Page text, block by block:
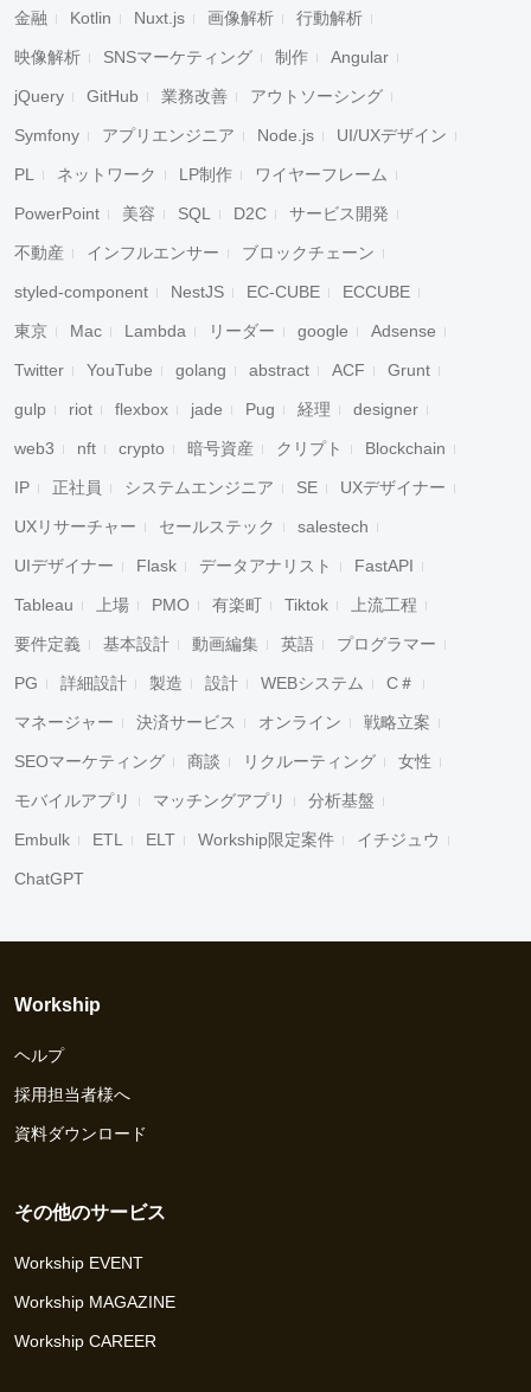
金融 Kotlin Nuxt.js 画像解析 行動解析
映像解析 SNSマーケティング 制作 Angular
jQuery GitHub 業務改善 アウトソーシング
Symfony アプリエンジニア Node.js UI/UXデザイン
PL ネットワーク LP制作 ワイヤーフレーム
PowerPoint 美容 SQL D2C サービス開発
不動産 インフルエンサー ブロックチェーン
styled-component NestJS EC-CUBE ECCUBE
東京 Mac Lambda リーダー google Adsense
Twitter YouTube golang abstract ACF Grunt
gulp riot flexbox jade Pug 経理 designer
web3 nft crypto 暗号資産 クリプト Blockchain
IP 正社員 システムエンジニア SE UXデザイナー
UXリサーチャー セールステック salestech
UIデザイナー Flask データアナリスト FastAPI
Tableau 上場 PMO 有楽町 Tiktok 上流工程
要件定義 基本設計 動画編集 英語 プログラマー
PG 詳細設計 製造 設計 WEBシステム C＃
マネージャー 決済サービス オンライン 戦略立案
SEOマーケティング 商談 リクルーティング 女性
モバイルアプリ マッチングアプリ 分析基盤
Embulk ETL ELT Workship限定案件 イチジュウ
ChatGPT
Workship
ヘルプ
採用担当者様へ
資料ダウンロード
その他のサービス
Workship EVENT
Workship MAGAZINE
Workship CAREER